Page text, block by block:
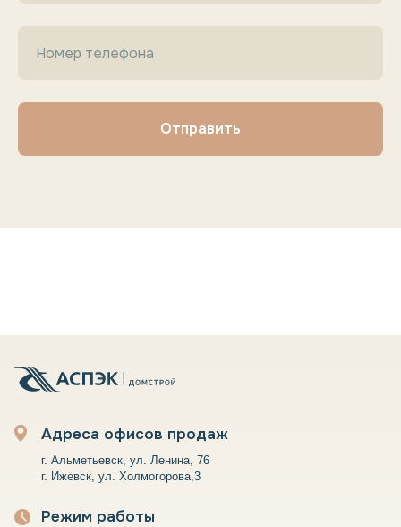
Отправить
Адреса офисов продаж
г. Альметьевск, ул. Ленина, 76
г. Ижевск, ул. Холмогорова,3
Режим работы